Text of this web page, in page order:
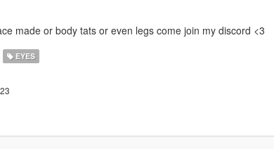
made or body tats or even legs come join my discord <3
EYES